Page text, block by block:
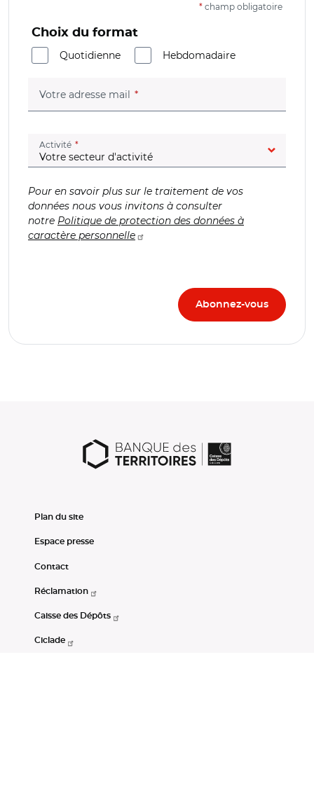
* champ obligatoire
Choix du format
Quotidienne
Hebdomadaire
Votre adresse mail (champ obligatoire)
Activité (champ obligatoire)
Pour en savoir plus sur le traitement de vos
données nous vous invitons à consulter
notre Politique de protection des données à
caractère personnelle
Plan du site
Espace presse
Contact
Réclamation
Caisse des Dépôts
Ciclade